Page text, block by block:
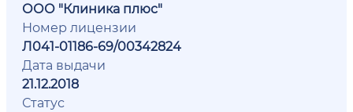
ООО "Клиника плюс"
Номер лицензии
Л041-01186-69/00342824
Дата выдачи
21.12.2018
Статус